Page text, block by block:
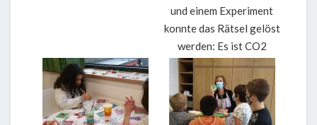
und einem Experiment
konnte das Rätsel gelöst
werden: Es ist CO2